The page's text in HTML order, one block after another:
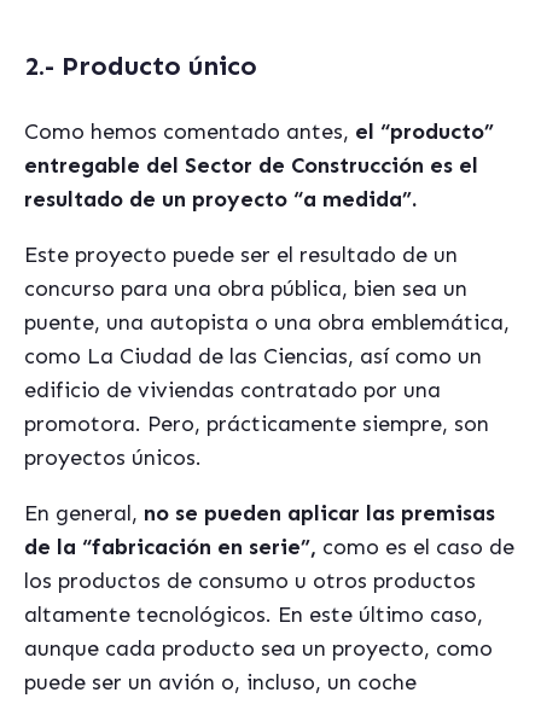
2.- Producto único
Como hemos comentado antes, el “producto”
entregable del Sector de Construcción es el
resultado de un proyecto “a medida”.
Este proyecto puede ser el resultado de un
concurso para una obra pública, bien sea un
puente, una autopista o una obra emblemática,
como La Ciudad de las Ciencias, así como un
edificio de viviendas contratado por una
promotora. Pero, prácticamente siempre, son
proyectos únicos.
En general, no se pueden aplicar las premisas
de la “fabricación en serie”, como es el caso de
los productos de consumo u otros productos
altamente tecnológicos. En este último caso,
aunque cada producto sea un proyecto, como
puede ser un avión o, incluso, un coche